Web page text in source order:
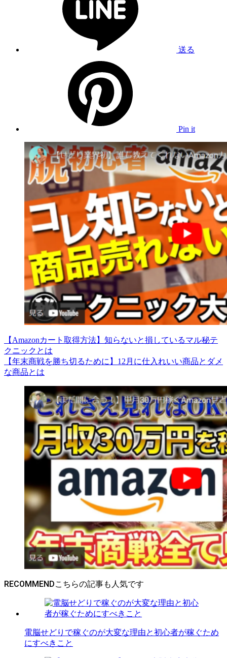
送る
Pin it
【Amazonカート取得方法】知らないと損しているマル秘テ
クニックとは
【年末商戦を勝ち切るために】12月に仕入れいい商品とダメ
な商品とは
RECOMMEND
電脳せどりで稼ぐのが大変な理由と初心者が稼ぐため
にすべきこと